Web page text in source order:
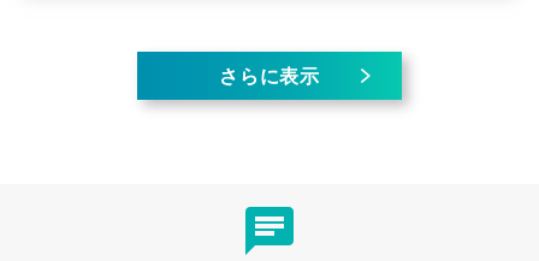
さらに表示